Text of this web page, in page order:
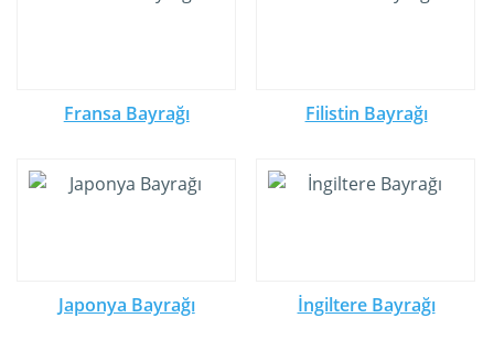
Fransa Bayrağı Filistin Bayrağı
Japonya Bayrağı İngiltere Bayrağı